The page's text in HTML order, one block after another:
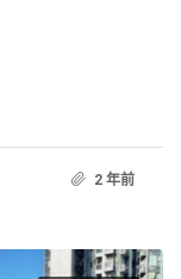
2 年前